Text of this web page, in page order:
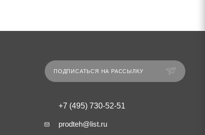
ПОДПИСАТЬСЯ НА РАССЫЛКУ
+7 (495) 730-52-51
prodteh@list.ru